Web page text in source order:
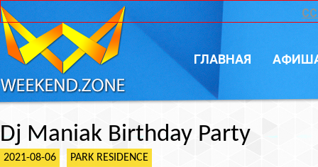
ГЛАВНАЯ
Dj Maniak Birthday Party
2021-08-06 PARK RESIDENCE